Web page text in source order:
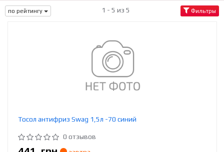
по рейтингу 1 - 5 из 5 Фильтры
Тосол антифриз Swag 1,5л -70 синий
0 отзывов